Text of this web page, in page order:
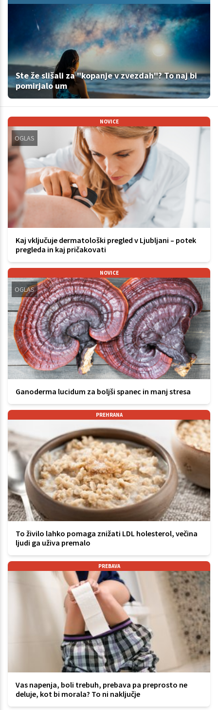
Ste že slišali za "kopanje v zvezdah"? To naj bi
pomirjalo um
NOVICE
OGLAS
Kaj vključuje dermatološki pregled v Ljubljani – potek
pregleda in kaj pričakovati
NOVICE
OGLAS
Ganoderma lucidum za boljši spanec in manj stresa
PREHRANA
To živilo lahko pomaga znižati LDL holesterol, večina
ljudi ga uživa premalo
PREBAVA
Vas napenja, boli trebuh, prebava pa preprosto ne
deluje, kot bi morala? To ni naključje